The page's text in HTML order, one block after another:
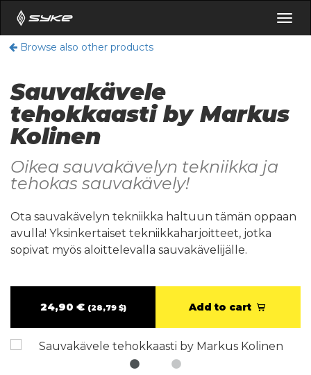
Browse also other products
Sauvakävele
tehokkaasti by Markus
Kolinen
Oikea sauvakävelyn tekniikka ja
tehokas sauvakävely!
Ota sauvakävelyn tekniikka haltuun tämän oppaan
avulla! Yksinkertaiset tekniikkaharjoitteet, jotka
sopivat myös aloittelevalla sauvakävelijälle.
24,90 € (28,79 $) Add to cart